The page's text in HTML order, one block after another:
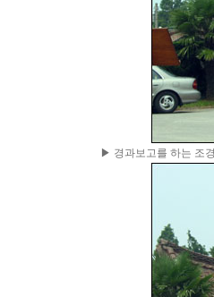
▶ 경과보고를 하는 조